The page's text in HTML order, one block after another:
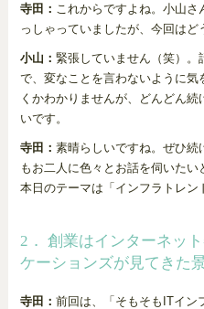
寺田： これからですよね。小山
っしゃっていましたが、今回はど
小山： 緊張していません（笑）。
で、変なことを言わないように
くかわかりませんが、どんどん
いです。
寺田： 素晴らしいですね。ぜひ続
もお二人に色々とお話を伺いたい
本日のテーマは「インフラトレン
2． 創業はインターネッ
ケーションズが見てきた
寺田： 前回は、「そもそもITイン